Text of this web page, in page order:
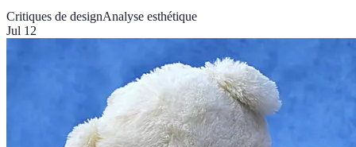
Critiques de designAnalyse esthétique
Jul 12